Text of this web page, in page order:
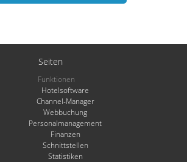
Seiten
Funktionen
Hotelsoftware
Channel-Manager
Webbuchung
Personalmanagement
Finanzen
Schnittstellen
Statistiken